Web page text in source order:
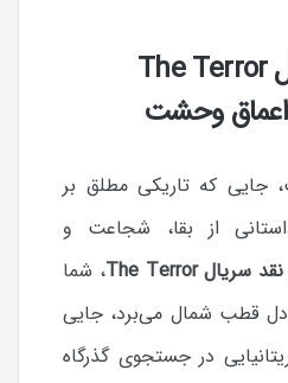
بررسی و نقد سریال The Terror
وحشت
جایی که تاریکی مطلق بر
از بقا، شجاعت و
نقد سریال The Terror
، شما
دل قطب شمال می‌برد، جایی
در جستجوی گذرگاه